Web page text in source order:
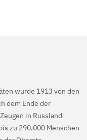
wurde 1913 von den
dem Ende der
in Russland
zu 290.000 Menschen